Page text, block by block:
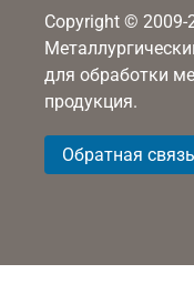
Copyright © 2009-
для обработки
продукция.
Обратная связь